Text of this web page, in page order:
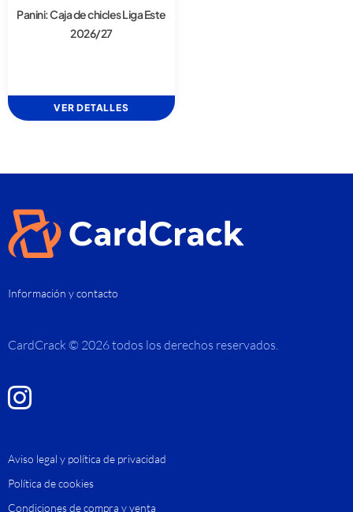
Panini: Caja de chicles Liga Este
2026/27
VER DETALLES
Información y contacto
CardCrack © 2026 todos los derechos reservados.
Aviso legal y política de privacidad
Política de cookies
Condiciones de compra y venta